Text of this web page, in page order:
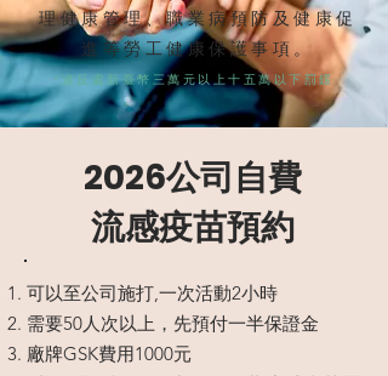
理健康管理、職業病預防及健康促
進等勞工健康保護事項。
*違反處新臺幣三萬元以上十五萬以下罰鍰
2026公司自費
流感疫苗預約
可以至公司施打,一次活動2小時
需要50人次以上，先預付一半保證金
廠牌GSK費用1000元